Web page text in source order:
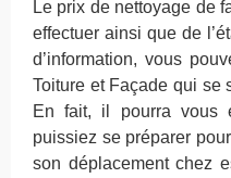
Le prix de nettoyage de
effectuer ainsi que de
d’information, vous
Toiture et Façade qui se
En fait, il pourra vous
puissiez se préparer
son déplacement chez